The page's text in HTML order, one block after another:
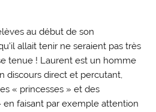
au début de son
allait tenir ne seraient pas très
tenue ! Laurent est un homme
discours direct et percutant,
« princesses » et des
en faisant par exemple attention